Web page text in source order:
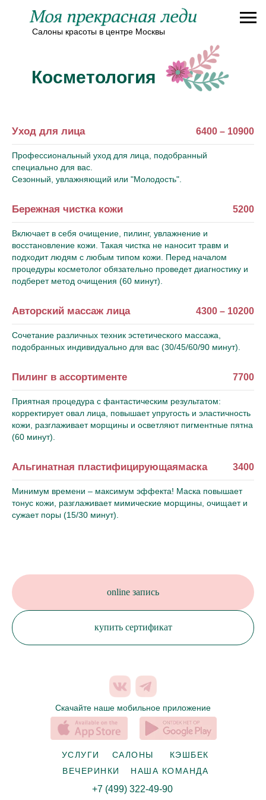
Купить сертификат
Записаться в салон
НОВОСТИ УСЛУГИ
САЛОНЫ ВЕЧЕРИНКИ
Салоны красоты в центре Москвы
НАША
КОМАНДА
КЭШБЕК
КОНТАКТЫ
Косметология
Уход для лица 6400 – 10900
Профессиональный уход для лица, подобранный
специально для вас.
Сезонный, увлажняющий или "Молодость".
Бережная чистка кожи 5200
Включает в себя очищение, пилинг, увлажнение и
восстановление кожи. Такая чистка не наносит травм и
подходит людям с любым типом кожи. Перед началом
процедуры косметолог обязательно проведет диагностику и
подберет метод очищения (60 минут).
Авторский массаж лица 4300 – 10200
Сочетание различных техник эстетического массажа,
подобранных индивидуально для вас (30/45/60/90 минут).
Пилинг в ассортименте 7700
Приятная процедура с фантастическим результатом:
корректирует овал лица, повышает упругость и эластичность
кожи, разглаживает морщины и осветляют пигментные пятна
(60 минут).
Альгинатная пластифицирующаямаска 3400
Минимум времени – максимум эффекта! Маска повышает
тонус кожи, разглаживает мимические морщины, очищает и
сужает поры (15/30 минут).
online запись
купить сертификат
Скачайте наше мобильное приложение
УСЛУГИ
САЛОНЫ
ВЕЧЕРИНКИ
НАША КОМАНДА
КЭШБЕК
+7 (499) 322-49-90